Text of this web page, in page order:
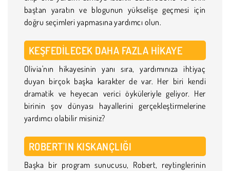
baştan yaratın ve blogunun yükselişe geçmesi için
doğru seçimleri yapmasına yardımcı olun.
KEŞFEDILECEK DAHA FAZLA HIKAYE
Olivia'nın hikayesinin yanı sıra, yardımınıza ihtiyaç
duyan birçok başka karakter de var. Her biri kendi
dramatik ve heyecan verici öyküleriyle geliyor. Her
birinin şov dünyası hayallerini gerçekleştirmelerine
yardımcı olabilir misiniz?
ROBERT'IN KISKANÇLIĞI
Başka bir program sunucusu, Robert, reytinglerinin